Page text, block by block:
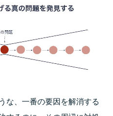
な、一番の要因を解消する